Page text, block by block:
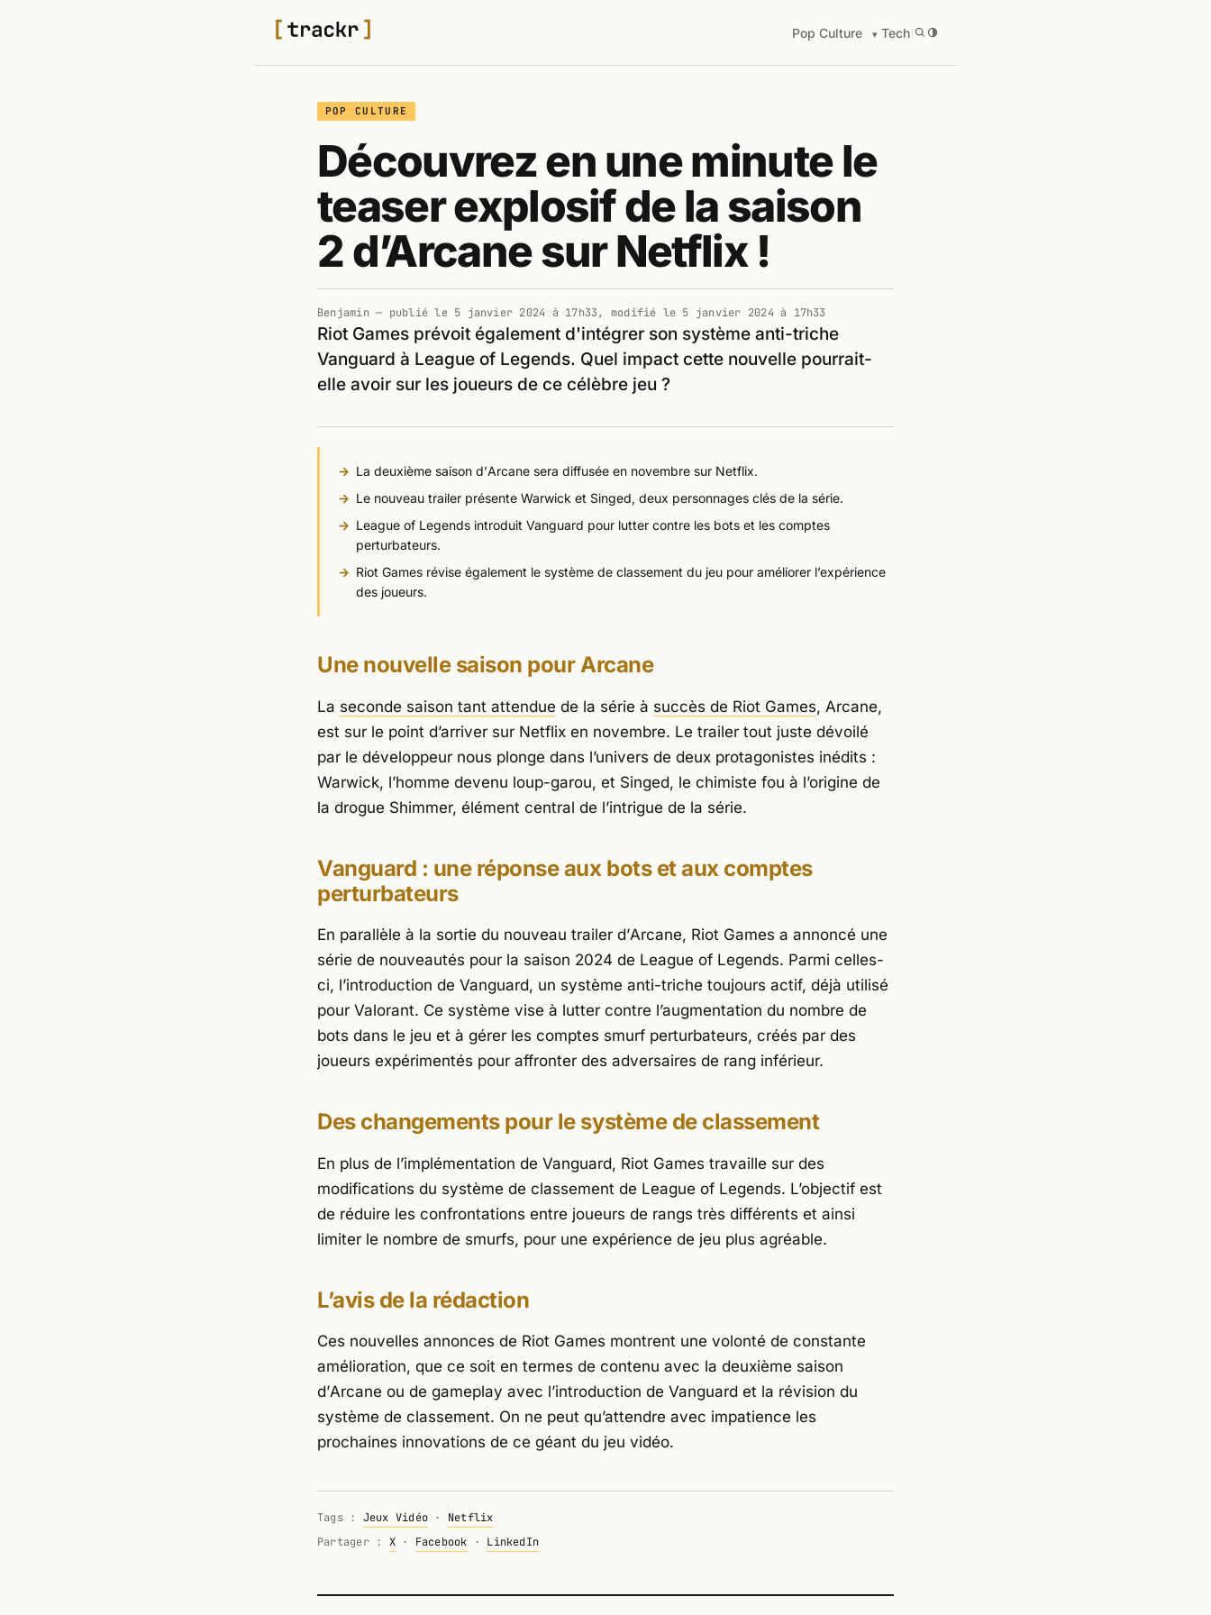
Pop Culture Tech/
POP CULTURE
Découvrez en une minute le
teaser explosif de la saison
2 d’Arcane sur Netflix !
Benjamin — publié le 5 janvier 2024 à 17h33, modifié le 5 janvier 2024 à 17h33
Riot Games prévoit également d'intégrer son système anti-triche
Vanguard à League of Legends. Quel impact cette nouvelle pourrait-
elle avoir sur les joueurs de ce célèbre jeu ?
La deuxième saison d’Arcane sera diffusée en novembre sur Netflix.
Le nouveau trailer présente Warwick et Singed, deux personnages clés de la série.
League of Legends introduit Vanguard pour lutter contre les bots et les comptes
perturbateurs.
Riot Games révise également le système de classement du jeu pour améliorer l’expérience
des joueurs.
Une nouvelle saison pourArcane
La seconde saison tant attendue de la série à succès de Riot Games, Arcane,
est sur le point d’arriver sur Netflix en novembre. Le trailer tout juste dévoilé
par le développeur nous plonge dans l’univers de deux protagonistes inédits :
Warwick, l’homme devenu loup-garou, et Singed, le chimiste fou à l’origine de
la drogue Shimmer, élément central de l’intrigue de la série.
Vanguard : une réponse aux bots et aux comptes
perturbateurs
En parallèle à la sortie du nouveau trailer d’Arcane, Riot Games a annoncé une
série de nouveautés pour la saison 2024 de League of Legends. Parmi celles-
ci, l’introduction de Vanguard, un système anti-triche toujours actif, déjà utilisé
pour Valorant. Ce système vise à lutter contre l’augmentation du nombre de
bots dans le jeu et à gérer les comptes smurf perturbateurs, créés par des
joueurs expérimentés pour affronter des adversaires de rang inférieur.
Des changements pour le système de classement
En plus de l’implémentation de Vanguard, Riot Games travaille sur des
modifications du système de classement de League of Legends. L’objectif est
de réduire les confrontations entre joueurs de rangs très différents et ainsi
limiter le nombre de smurfs, pour une expérience de jeu plus agréable.
L’avis de la rédaction
Ces nouvelles annonces de Riot Games montrent une volonté de constante
amélioration, que ce soit en termes de contenu avec la deuxième saison
d’Arcane ou de gameplay avec l’introduction de Vanguard et la révision du
système de classement. On ne peut qu’attendre avec impatience les
prochaines innovations de ce géant du jeu vidéo.
Tags : Jeux Vidéo · Netflix
Partager : X· Facebook · LinkedIn